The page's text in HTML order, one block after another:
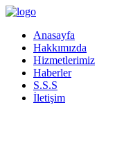
İçeriğe
Anasayfa
Hakkımızda
Hizmetlerimiz
Haberler
S.S.S
İletişim